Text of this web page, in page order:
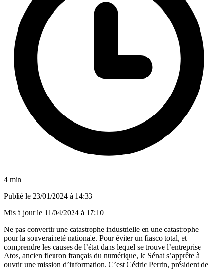
4 min
Publié le 23/01/2024 à 14:33
Mis à jour le 11/04/2024 à 17:10
Ne pas convertir une catastrophe industrielle en une catastrophe
pour la souveraineté nationale. Pour éviter un fiasco total, et
comprendre les causes de l’état dans lequel se trouve l’entreprise
Atos, ancien fleuron français du numérique, le Sénat s’apprête à
ouvrir une mission d’information. C’est Cédric Perrin, président de